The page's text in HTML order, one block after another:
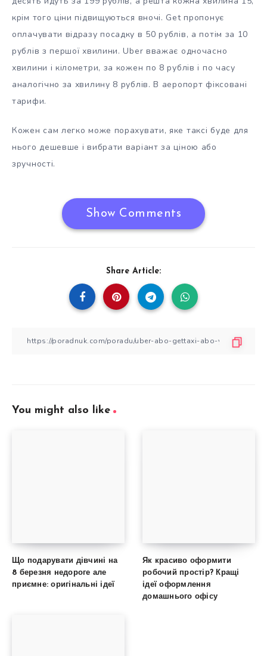
крім того ціни підвищуються вночі. Get пропонує
оплачувати відразу посадку в 50 рублів, а потім за 10
рублів з першої хвилини. Uber вважає одночасно
хвилини і кілометри, за кожен по 8 рублів і по часу
аналогічно за хвилину 8 рублів. В аеропорт фіксовані
тарифи.
Кожен сам легко може порахувати, яке таксі буде для
нього дешевше і вибрати варіант за ціною або
зручності.
Show Comments
Share Article:
You might also like
Що подарувати дівчині на
8 березня недороге але
приємне: оригінальні ідеї
Як красиво оформити
робочий простір? Кращі
ідеї оформлення
домашнього офісу